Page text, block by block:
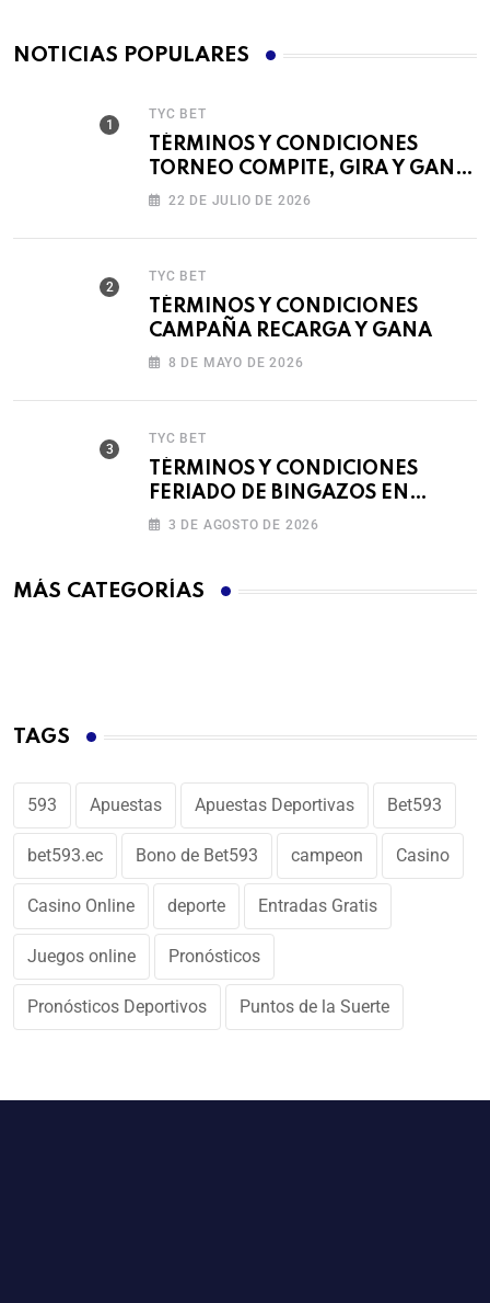
NOTICIAS POPULARES
TYC BET
TÉRMINOS Y CONDICIONES
TORNEO COMPITE, GIRA Y GANA
🎰 22 DE JULIO DE 2026
TYC BET
TÉRMINOS Y CONDICIONES
CAMPAÑA RECARGA Y GANA
8 DE MAYO DE 2026
TYC BET
TÉRMINOS Y CONDICIONES
FERIADO DE BINGAZOS EN
BET593
3 DE AGOSTO DE 2026
MÁS CATEGORÍAS
TAGS
593 Apuestas Apuestas Deportivas Bet593
bet593.ec Bono de Bet593 campeon Casino
Casino Online deporte Entradas Gratis
Juegos online Pronósticos
Pronósticos Deportivos Puntos de la Suerte